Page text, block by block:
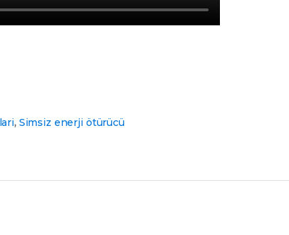
, Simsiz enerji ötürücü